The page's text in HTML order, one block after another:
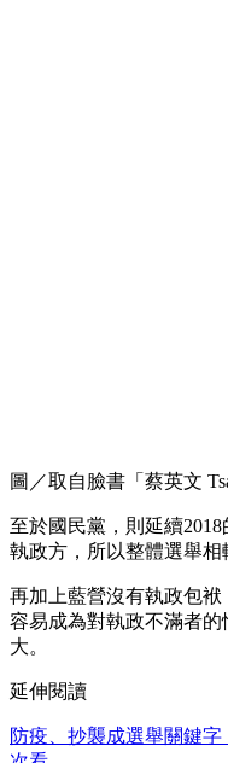
圖／取自臉書「蔡英文
至於國民黨，則延續
執政方，所以整體選舉相
再加上藍營沒有執政包袱
容易成為對執政不滿者
大。
延伸閱讀
防疫、抄襲成選舉關鍵